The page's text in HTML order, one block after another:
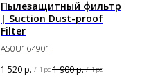
Пылезащитный фильтр
| Suction Dust-proof
Filter
A50U164901
1 520р. / 1 pc 1 900р. / 1 pc